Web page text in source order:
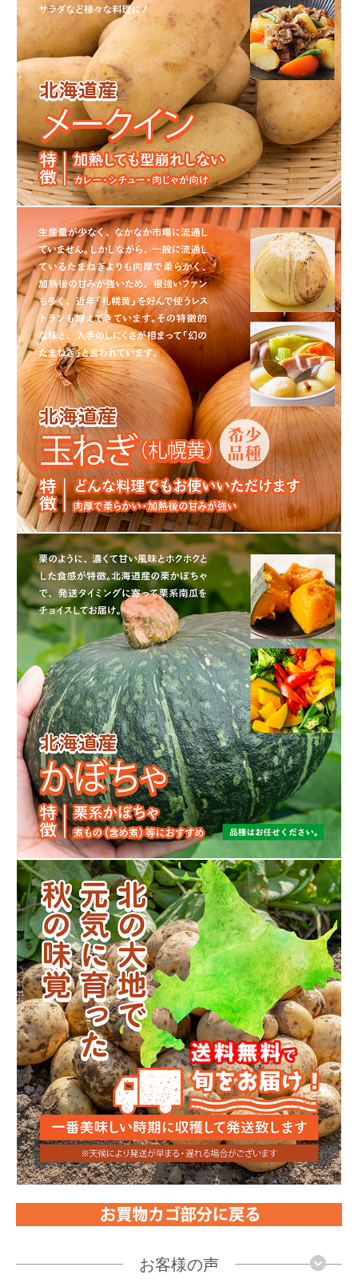
お客様の声